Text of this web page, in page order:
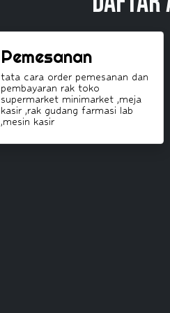
Pemesanan
tata cara order pemesanan dan
pembayaran rak toko
supermarket minimarket ,meja
kasir ,rak gudang farmasi lab
,mesin kasir